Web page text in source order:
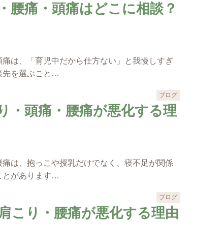
腰痛・頭痛はどこに相談？
は、「育児中だから仕方ない」と我慢しすぎ
先を選ぶこと…
ブログ
・頭痛・腰痛が悪化する理
は、抱っこや授乳だけでなく、寝不足が関係
とがあります…
ブログ
こり・腰痛が悪化する理由